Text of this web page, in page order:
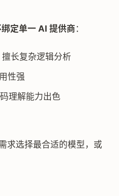
定单一 AI 提供商 ：
长复杂逻辑分析
性强
理解能力出色
求选择最合适的模型，或